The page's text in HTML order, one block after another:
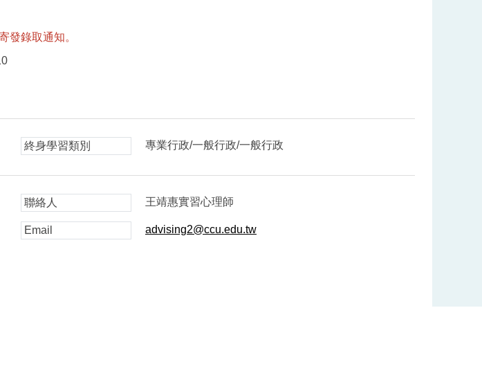
發錄取通知。
終身學習類別 專業行政/一般行政/一般行政
聯絡人 王靖惠實習心理師
Email advising2@ccu.edu.tw